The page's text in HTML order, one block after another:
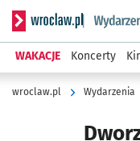
Serwis informacyjny
WAKACJE Koncerty
wroclaw.pl Wydarzenia